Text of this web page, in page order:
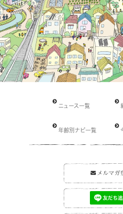
ニュース一覧
年齢別ナビ一覧